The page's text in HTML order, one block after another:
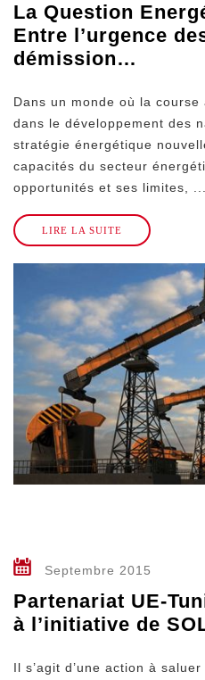
La Question
Entre l’urgence
démission…
Dans un monde où la course
dans le développement des
stratégie énergétique
capacités du secteur
opportunités et ses limites, ...
LIRE LA SUITE
Septembre 2015
Partenariat UE-
à l’initiative de
Il s’agit d’une action à